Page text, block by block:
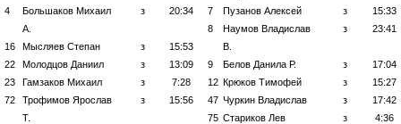
4
Большаков Михаил
А.
з 20:34
16 Мысляев Степан з
15:53
22
Молодцов Даниил з
13:09
23
Гамзаков Михаил з
7:28
72
Трофимов Ярослав
Т.
з 15:56
7
Пузанов Алексей з
15:33
8
Наумов Владислав
В.
з 23:41
9 Белов Данила Р. з
17:04
12 Крюков Тимофей з
15:27
47 Чуркин Владислав з
17:42
75 Стариков Лев з
4:36